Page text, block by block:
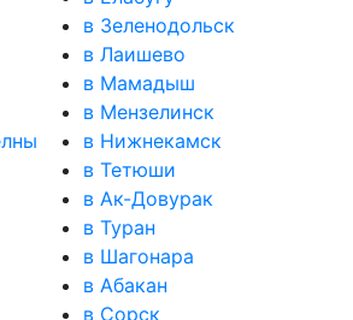
в Зеленодольск
в Лаишево
в Мамадыш
в Мензелинск
в Нижнекамск
в Тетюши
в Ак-Довурак
в Туран
в Шагонара
в Абакан
в Сорск